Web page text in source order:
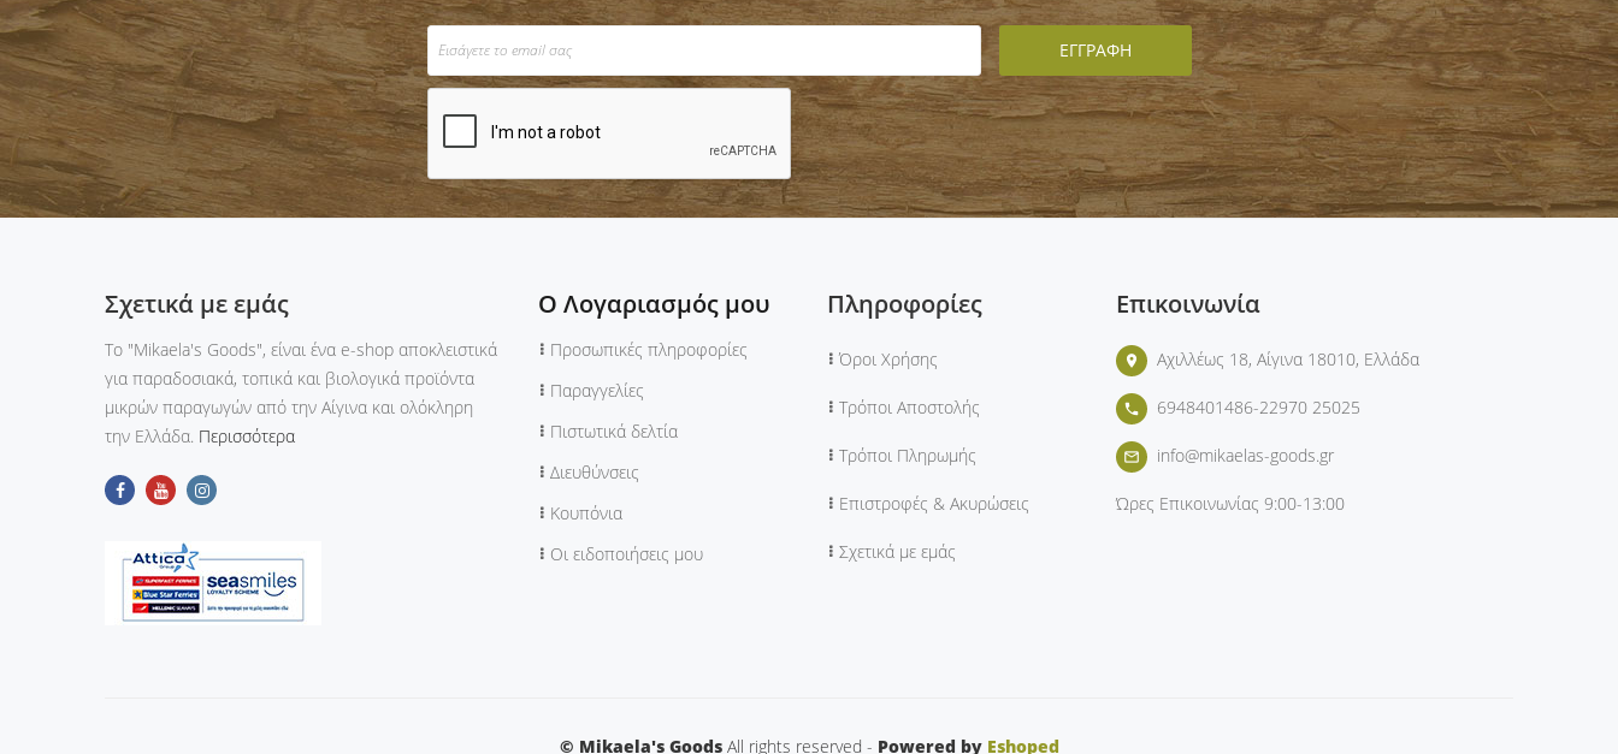
Σχετικά με εμάς
Tο "Mikaela's Goods", είναι ένα e-shop αποκλειστικά
για παραδοσιακά, τοπικά και βιολογικά προϊόντα
μικρών παραγωγών από την Αίγινα και ολόκληρη
την Ελλάδα. Περισσότερα
Ο Λογαριασμός μου
Προσωπικές πληροφορίες
Παραγγελίες
Πιστωτικά δελτία
Διευθύνσεις
Κουπόνια
Οι ειδοποιήσεις μου
Πληροφορίες
Όροι Χρήσης
Τρόποι Αποστολής
Τρόποι Πληρωμής
Επιστροφές & Ακυρώσεις
Σχετικά με εμάς
Επικοινωνία
place Αχιλλέως 18, Αίγινα 18010, Ελλάδα
phone 6948401486-22970 25025
mail_outline info@mikaelas-goods.gr
Ώρες Επικοινωνίας 9:00-13:00
© Mikaela's GoodsAll rights reserved - Powered by Eshoped